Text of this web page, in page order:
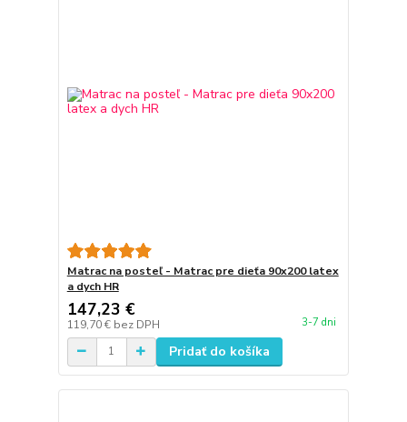
Matrac na posteľ - Matrac pre dieťa 90x200 latex
a dych HR
147,23 €
119,70 € bez DPH 3-7 dni
Pridať do košíka